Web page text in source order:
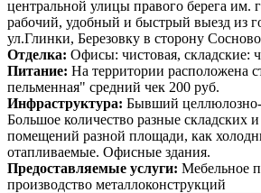
центральной улицы правого берега им.
рабочий, удобный и быстрый выезд из
ул.Глинки, Березовку в сторону
Отделка: Офисы: чистовая, складские:
Питание: На территории расположена
пельменная" средний чек 200 руб.
Инфраструктура: Бывший
Большое количество разные складских
помещений разной площади, как
отапливаемые. Офисные здания.
Предоставляемые услуги: Мебельное
производство металлоконструкций